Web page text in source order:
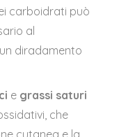
carboidrati può
al
diradamento
e grassi saturi
che